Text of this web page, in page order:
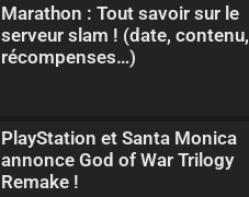
Marathon : Tout savoir sur le
serveur slam ! (date, contenu,
récompenses…)
PlayStation et Santa Monica
annonce God of War Trilogy
Remake !